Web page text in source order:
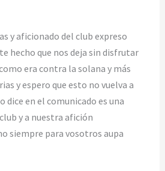
y aficionado del club expreso
hecho que nos deja sin disfrutar
era contra la solana y más
y espero que esto no vuelva a
dice en el comunicado es una
y a nuestra afición
siempre para vosotros aupa